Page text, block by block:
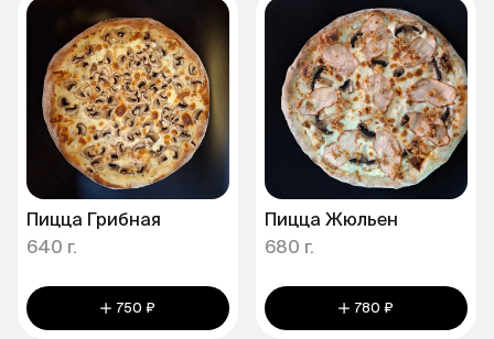
Пицца Грибная
640 г.
750 ₽
Пицца Жюльен
680 г.
780 ₽